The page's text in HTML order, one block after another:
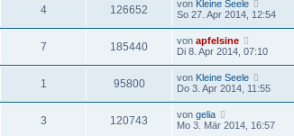
4 126652 von Kleine Seele
So 27. Apr 2014, 12:54
7 185440 von apfelsine
Di 8. Apr 2014, 07:10
1 95800 von Kleine Seele
Do 3. Apr 2014, 11:55
3 120743 von gelia
Mo 3. Mär 2014, 16:57